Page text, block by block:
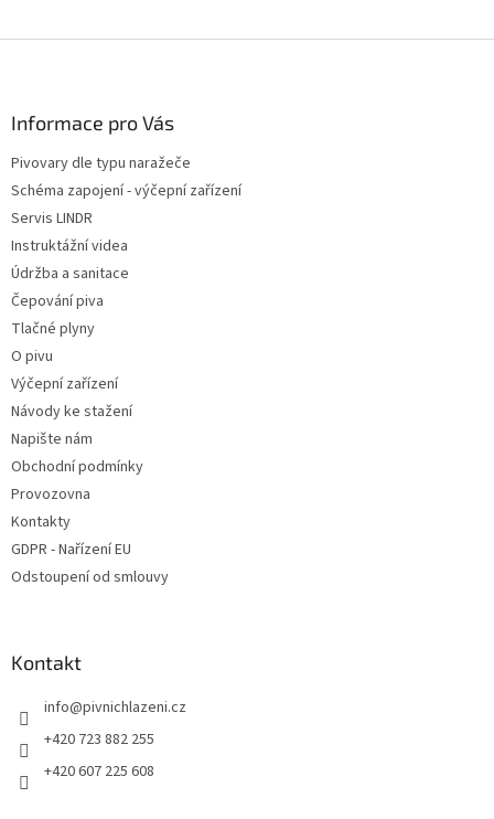
Informace pro Vás
Pivovary dle typu naražeče
Schéma zapojení - výčepní zařízení
Servis LINDR
Instruktážní videa
Údržba a sanitace
Čepování piva
Tlačné plyny
O pivu
Výčepní zařízení
Návody ke stažení
Napište nám
Obchodní podmínky
Provozovna
Kontakty
GDPR - Nařízení EU
Odstoupení od smlouvy
Kontakt
info@pivnichlazeni.cz
+420 723 882 255
+420 607 225 608